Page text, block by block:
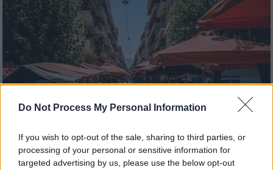
Do Not Process My Personal Information
If you wish to opt-out of the sale, sharing to third parties, or
processing of your personal or sensitive information for
targeted advertising by us, please use the below opt-out